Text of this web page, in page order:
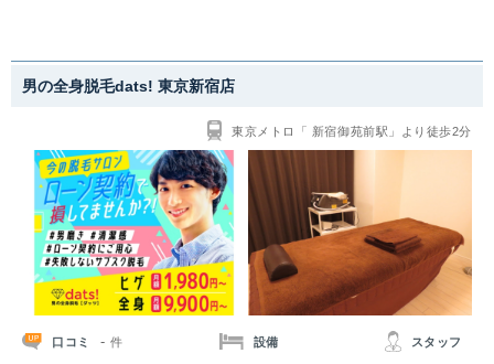
男の全身脱毛dats! 東京新宿店
東京メトロ「 新宿御苑前駅」より徒歩2分
口コミ -件 設備 スタッフ